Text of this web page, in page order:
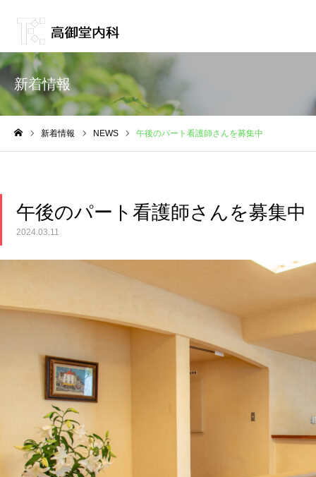
新着情報
新着情報 NEWS 午後のパート看護師さんを募集中
午後のパート看護師さんを募集中
2024.03.11